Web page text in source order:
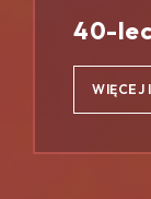
40-
WIĘCEJ